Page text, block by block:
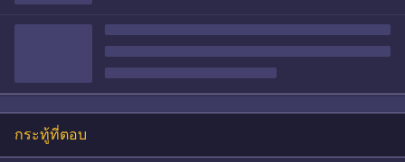
กระทู้ที่ตอบ